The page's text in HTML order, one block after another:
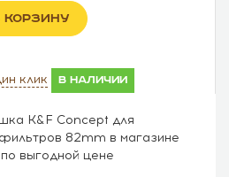
КОРЗИНУ
клик в наличии
K&F Concept для
82mm в магазине
выгодной цене